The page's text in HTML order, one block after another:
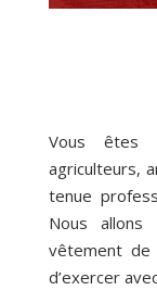
Vous êtes
agriculteurs,
tenue
Nous
vêtement de
d’exercer